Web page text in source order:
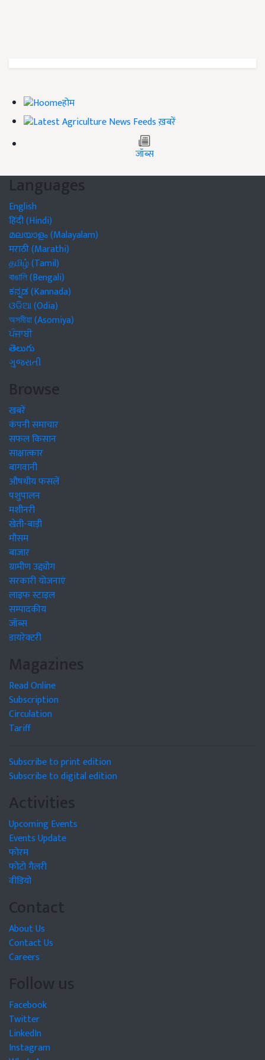
होम
ख़बरें
जॉब्स
Languages
English
हिंदी (Hindi)
മലയാളം (Malayalam)
मराठी (Marathi)
தமிழ் (Tamil)
বাঙালি (Bengali)
ಕನ್ನಡ (Kannada)
ଓଡିଆ (Odia)
অসমীয়া (Asomiya)
ਪੰਜਾਬੀ
తెలుగు
ગુજરાતી
Browse
खबरें
कंपनी समाचार
सफल किसान
साक्षात्कार
बागवानी
औषधीय फसलें
पशुपालन
मशीनरी
खेती-बाड़ी
मौसम
बाजार
ग्रामीण उद्द्योग
सरकारी योजनाएं
लाइफ स्टाइल
सम्पादकीय
जॉब्स
डायरेक्टरी
Magazines
Read Online
Subscription
Circulation
Tariff
Subscribe to print edition
Subscribe to digital edition
Activities
Upcoming Events
Events Update
फोरम
फोटो गैलरी
वीडियो
Contact
About Us
Contact Us
Careers
Follow us
Facebook
Twitter
LinkedIn
Instagram